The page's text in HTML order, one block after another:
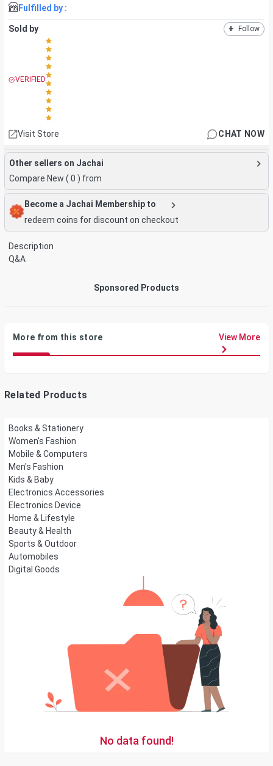
Fulfilled by :
Sold by + Follow
VERIFIED
Visit Store CHAT NOW
Other sellers on Jachai
Compare New ( 0 ) from
Become a Jachai Membership to
redeem coins for discount on checkout
Description
Q&A
Sponsored Products
More from this store View More
Related Products
Books & Stationery
Women's Fashion
Mobile & Computers
Men's Fashion
Kids & Baby
Electronics Accessories
Electronics Device
Home & Lifestyle
Beauty & Health
Sports & Outdoor
Automobiles
Digital Goods
No data found!